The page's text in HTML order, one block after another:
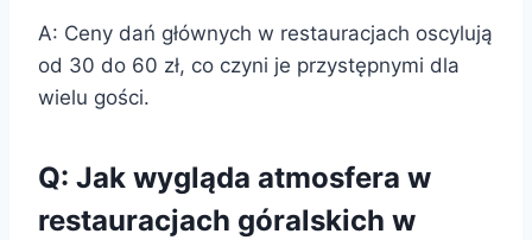
A: Ceny dań głównych w restauracjach oscylują
od 30 do 60 zł, co czyni je przystępnymi dla
wielu gości.
Q: Jak wygląda atmosfera w
restauracjach góralskich w